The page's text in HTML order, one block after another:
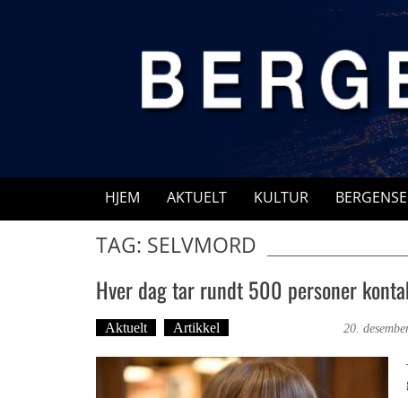
HJEM AKTUELT KULTUR
TAG: SELVMORD
Hver dag tar rundt 500 personer
Aktuelt Artikkel 20.